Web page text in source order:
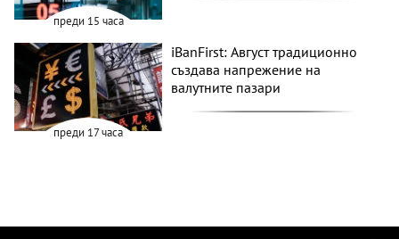
преди 15 часа
преди 17 часа
iBanFirst: Август традиционно
създава напрежение на
валутните пазари